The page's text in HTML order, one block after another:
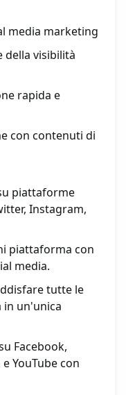
media marketing
della visibilità
rapida e
con contenuti di
piattaforme
Instagram,
piattaforma con
media.
tutte le
in un'unica
Facebook,
YouTube con